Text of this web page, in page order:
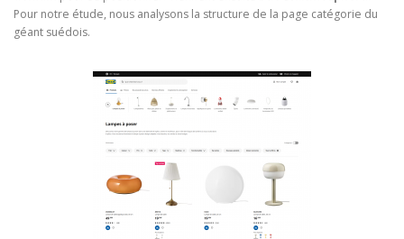
Pour notre étude, nous analysons la structure de la page catégorie du
géant suédois.